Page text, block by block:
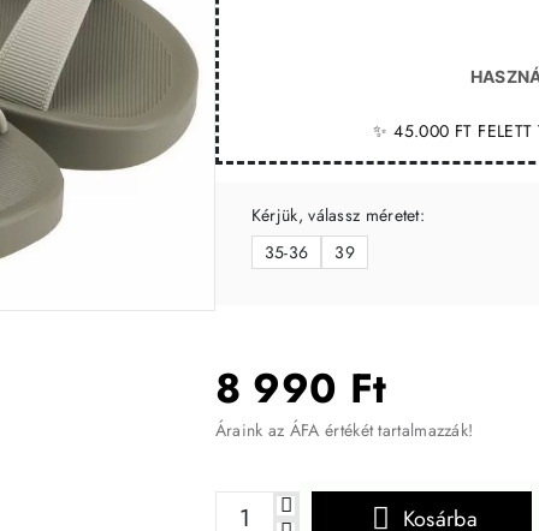
✨ 45.000 FT FELETT
8 990 Ft
Áraink az ÁFA értékét tartalmazzák!
Kérjük, válassz méretet:
35-36
39
Kosárba